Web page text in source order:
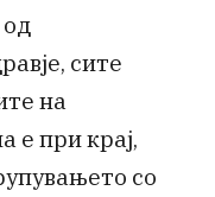
сите
на
е при крај,
со